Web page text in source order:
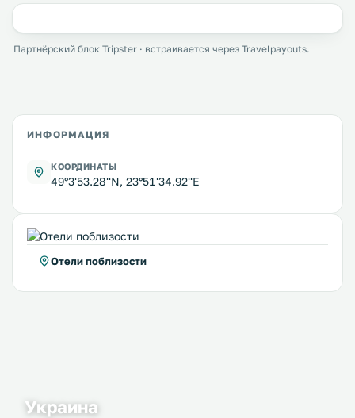
Партнёрский блок Tripster · встраивается через Travelpayouts.
ИНФОРМАЦИЯ
КООРДИНАТЫ
49°3'53.28''N, 23°51'34.92''E
Отели поблизости
Украина